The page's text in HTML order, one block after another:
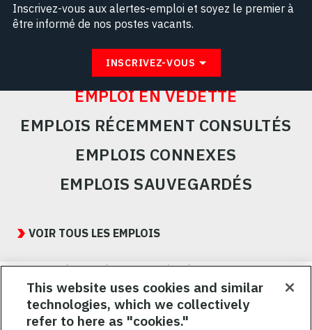
Inscrivez-vous aux alertes-emploi et soyez le premier à
être informé de nos postes vacants.
INSCRIVEZ-VOUS
EMPLOI EN VEDETTE
EMPLOIS RÉCEMMENT CONSULTÉS
EMPLOIS CONNEXES
EMPLOIS SAUVEGARDÉS
JobsVOIR TOUS LES EMPLOIS
Nous visons à attirer, à mobiliser et à fidéliser une main-d’œuvre
hautement performante et diversifiée. De plus, nous croyons
qu’une culture d’inclusion amusante et décontractée aide nos
employés à réaliser leur plein potentiel. Nous donnons les moyens
à nos employés, sans égard à leur race, leur couleur, leur religion,
This website uses cookies and similar
technologies, which we collectively
refer to here as "cookies."